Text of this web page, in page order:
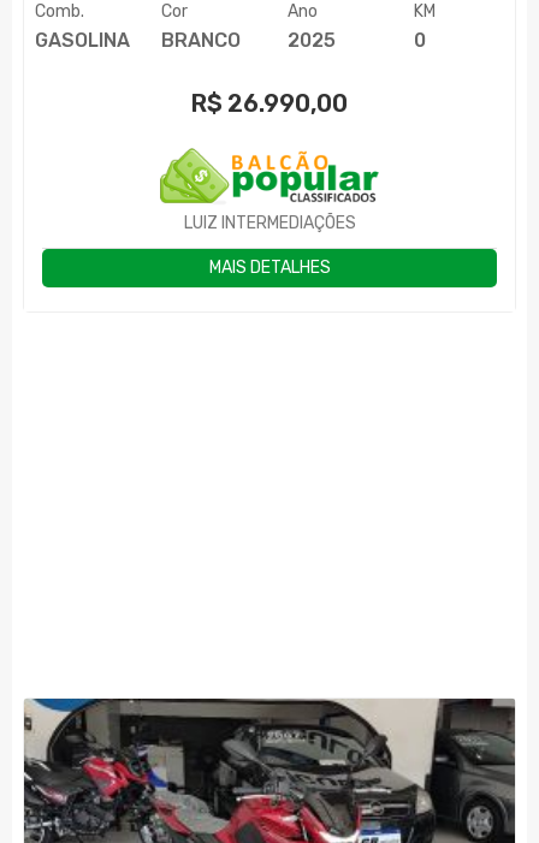
Comb.
GASOLINA
Cor
BRANCO
Ano
2025
KM
0
R$ 26.990,00
LUIZ INTERMEDIAÇÕES
MAIS DETALHES